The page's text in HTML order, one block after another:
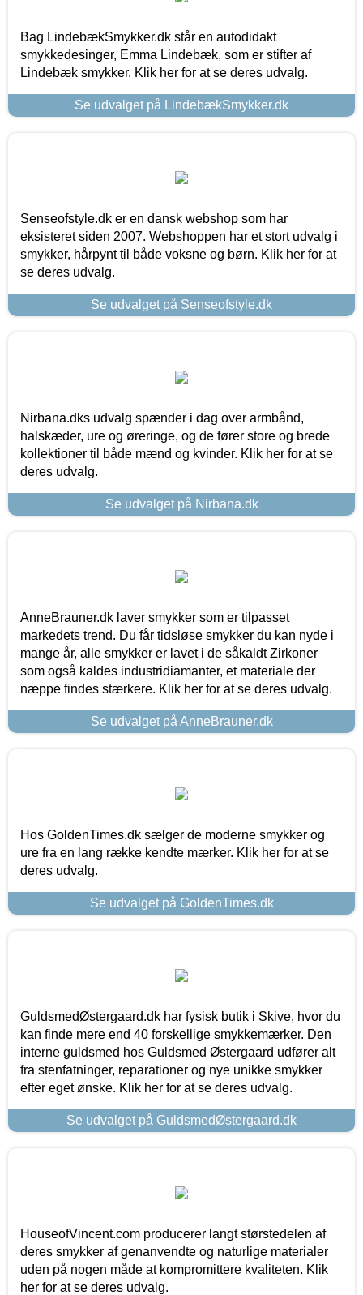
Bag LindebækSmykker.dk står en autodidakt
smykkedesinger, Emma Lindebæk, som er stifter af
Lindebæk smykker. Klik her for at se deres udvalg.
Se udvalget på LindebækSmykker.dk
Senseofstyle.dk er en dansk webshop som har
eksisteret siden 2007. Webshoppen har et stort udvalg i
smykker, hårpynt til både voksne og børn. Klik her for at
se deres udvalg.
Se udvalget på Senseofstyle.dk
Nirbana.dks udvalg spænder i dag over armbånd,
halskæder, ure og øreringe, og de fører store og brede
kollektioner til både mænd og kvinder. Klik her for at se
deres udvalg.
Se udvalget på Nirbana.dk
AnneBrauner.dk laver smykker som er tilpasset
markedets trend. Du får tidsløse smykker du kan nyde i
mange år, alle smykker er lavet i de såkaldt Zirkoner
som også kaldes industridiamanter, et materiale der
næppe findes stærkere. Klik her for at se deres udvalg.
Se udvalget på AnneBrauner.dk
Hos GoldenTimes.dk sælger de moderne smykker og
ure fra en lang række kendte mærker. Klik her for at se
deres udvalg.
Se udvalget på GoldenTimes.dk
GuldsmedØstergaard.dk har fysisk butik i Skive, hvor du
kan finde mere end 40 forskellige smykkemærker. Den
interne guldsmed hos Guldsmed Østergaard udfører alt
fra stenfatninger, reparationer og nye unikke smykker
efter eget ønske. Klik her for at se deres udvalg.
Se udvalget på GuldsmedØstergaard.dk
HouseofVincent.com producerer langt størstedelen af
deres smykker af genanvendte og naturlige materialer
uden på nogen måde at kompromittere kvaliteten. Klik
her for at se deres udvalg.